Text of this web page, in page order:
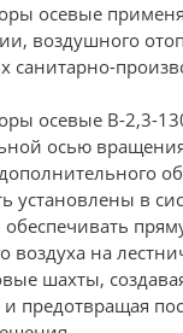
осевые
воздушного
санитарно-
осевые В-2,3-
осью
установлены в
обеспечивать
воздуха на
шахты,
предотвращая